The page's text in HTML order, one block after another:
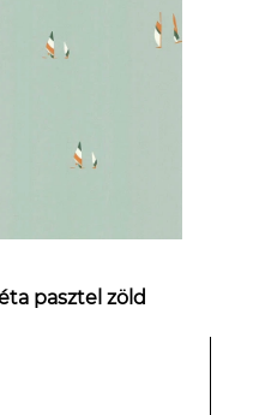
pasztel zöld